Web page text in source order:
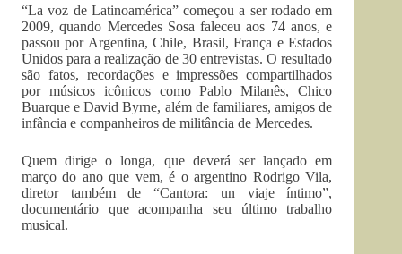
“La voz de Latinoamérica” começou a ser rodado em
2009, quando Mercedes Sosa faleceu aos 74 anos, e
passou por Argentina, Chile, Brasil, França e Estados
Unidos para a realização de 30 entrevistas. O resultado
são fatos, recordações e impressões compartilhados
por músicos icônicos como Pablo Milanês, Chico
Buarque e David Byrne, além de familiares, amigos de
infância e companheiros de militância de Mercedes.
Quem dirige o longa, que deverá ser lançado em
março do ano que vem, é o argentino Rodrigo Vila,
diretor também de “Cantora: un viaje íntimo”,
documentário que acompanha seu último trabalho
musical.